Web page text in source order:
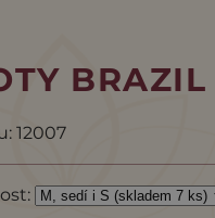
BRAZIL
12007